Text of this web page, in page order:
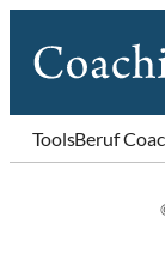
ToolsBeruf